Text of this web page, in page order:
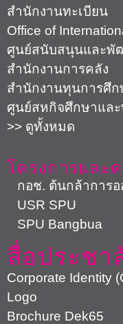
สำนักงานทะเบียน
Office of
ศูนย์สนับสนุนและพั
สำนักงานการคลัง
สำนักงานทุนการศึก
ศูนย์สหกิจศึกษาแล
>> ดูทั้งหมด
โครงการและ
ช. ต้นกล้าการออ
SPU
Bangbua
สื่อประชา
Corporate Identity
Logo
Brochure Dek65